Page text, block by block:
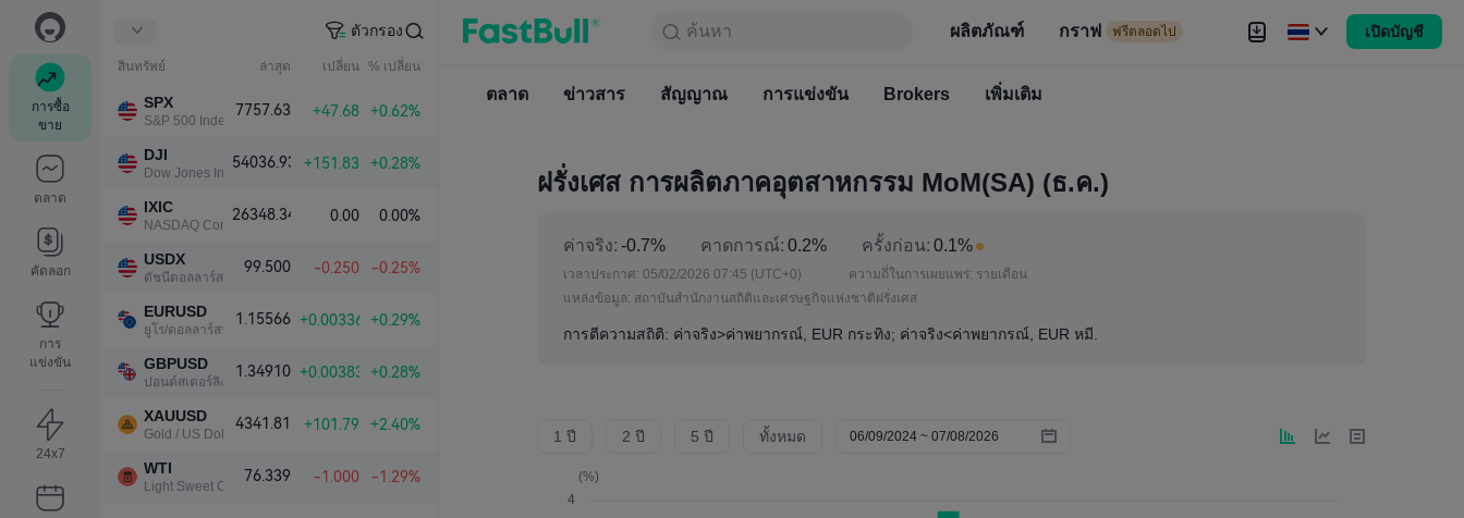
การซื้อ
ขาย
ตลาด
คัดลอก
การ
แข่งขัน
24x7
ตัวกรอง
สินทรัพย์ ล่าสุด เปลี่ยน % เปลี่ยน
SPX
S&P 500 Index
7757.63 +47.68 +0.62%
DJI
Dow Jones Industrial Average
54036.93 +151.83 +0.28%
IXIC
NASDAQ Composite Index
26348.34 0.00 0.00%
USDX
ดัชนีดอลลาร์สหรัฐ
99.500 -0.250 -0.25%
EURUSD
ยูโร/ดอลลาร์สหรัฐ
1.15566 +0.00336 +0.29%
GBPUSD
ปอนด์สเตอร์ลิง/ดอลลาร์สหรัฐ
1.34910 +0.00383 +0.28%
XAUUSD
Gold / US Dollar
4341.81 +101.79 +2.40%
WTI
Light Sweet Crude Oil
76.339 -1.000 -1.29%
ค้นหา ผลิตภัณฑ์ กราฟ ฟรีตลอดไป
ตลาด ข่าวสาร สัญญาณ การแข่งขัน
เปิดบัญชี
ค้นหา
ฟรีตลอดไป
ตลาด ข่าวสาร สัญญาณ การแข่งขัน Brokers เพิ่มเติม
ฝรั่งเศส การผลิตภาคอุตสาหกรรม MoM(SA) (ธ.ค.)
ค่าจริง: -0.7% คาดการณ์: 0.2% ครั้งก่อน: 0.1%
เวลาประกาศ: 05/02/2026 07:45 (UTC+0) ความถี่ในการเผยแพร่: รายเดือน
แหล่งข้อมูล: สถาบันสำนักงานสถิติและเศรษฐกิจแห่งชาติฝรั่งเศส
การตีความสถิติ: ค่าจริง>ค่าพยากรณ์, EUR กระทิง; ค่าจริง<ค่าพยากรณ์, EUR หมี.
1 ปี 2 ปี 5 ปี ทั้งหมด